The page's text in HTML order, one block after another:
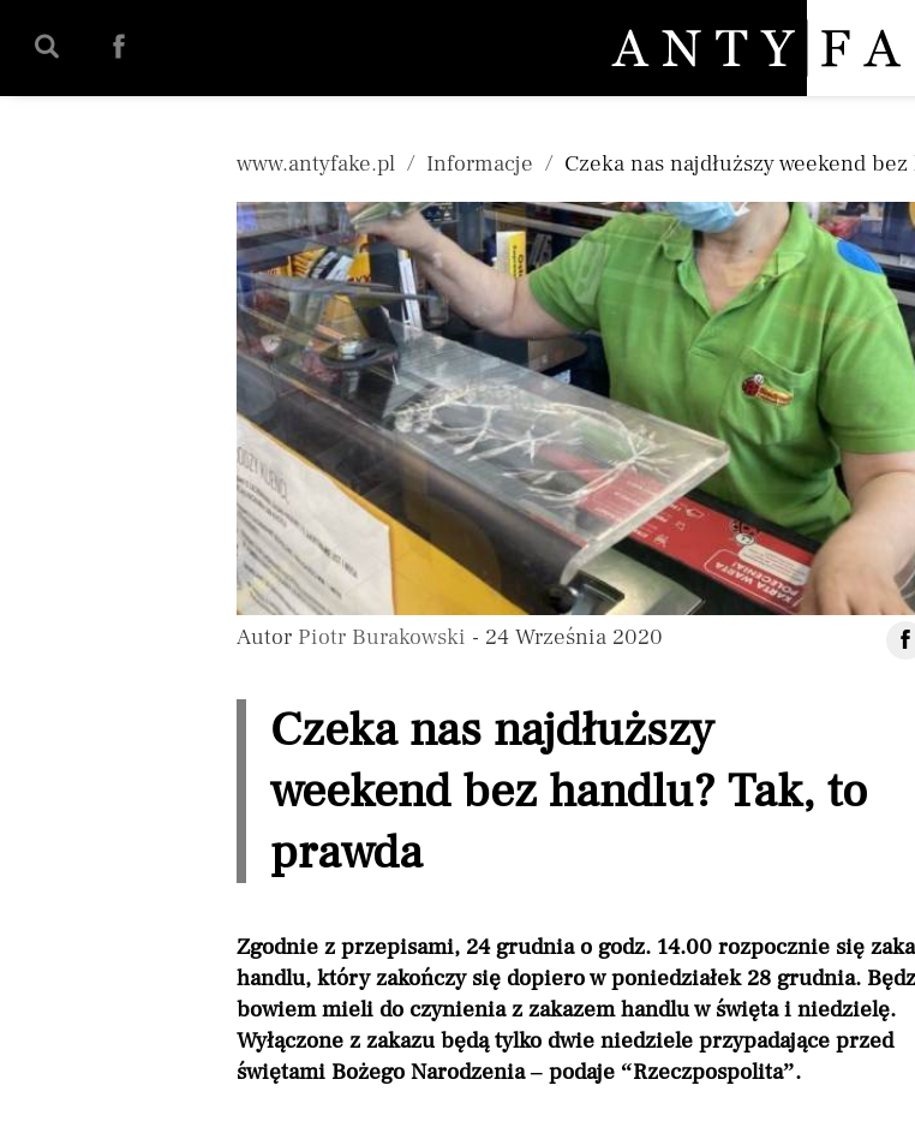
Pomiń nawigację
www.antyfake.pl Informacje Czeka nas najdłuższy weekend
Autor Piotr Burakowski - 24 Września 2020
Czeka nas najdłuższy
weekend bez handlu? Tak, to
prawda
Zgodnie z przepisami, 24 grudnia o godz. 14.00 rozpocznie się
handlu, który zakończy się dopiero w poniedziałek 28 grudnia.
bowiem mieli do czynienia z zakazem handlu w święta i niedzielę.
Wyłączone z zakazu będą tylko dwie niedziele przypadające przed
świętami Bożego Narodzenia – podaje “Rzeczpospolita”.